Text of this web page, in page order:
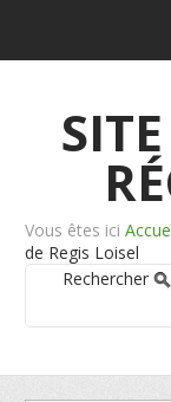
Vous êtes ici
de Regis Loisel
Rechercher